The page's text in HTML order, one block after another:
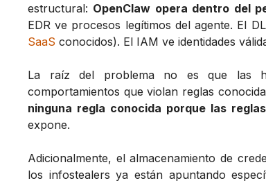
estructural: OpenClaw opera dentro del
EDR ve procesos legítimos del agente. El
SaaS conocidos). El IAM ve identidades
La raíz del problema no es que las
comportamientos que violan reglas
ninguna regla conocida porque las
expone.
Adicionalmente, el almacenamiento de
los infostealers ya están apuntando